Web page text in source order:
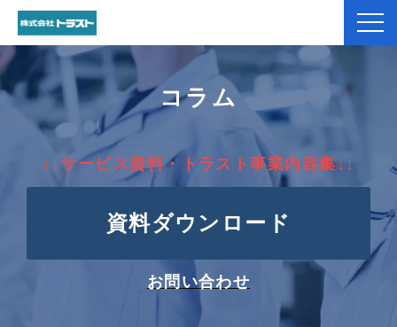
製品紹介
加工事例
コラム
↓↓サービス資料・トラスト事業内容集↓↓
資料ダウンロード
お問い合わせ